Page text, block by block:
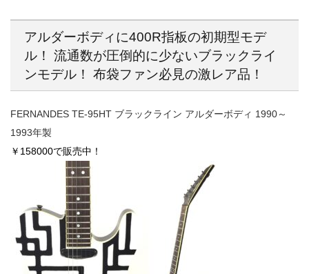
アルダーボディに400R指板の初期型モデ
ル！ 流通数が圧倒的に少ないブラックライ
ンモデル！ 布袋ファン必見の激レア品！
FERNANDES TE-95HT ブラックライン アルダーボディ 1990～
1993年製
￥158000で販売中！